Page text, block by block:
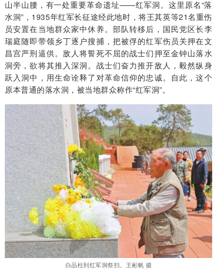
山半山腰，有一处重要革命遗址——红军洞。这里原名“落
水洞”，1935年红军长征途经此地时，将王其英等21名重伤
员安置在当地群众家中休养。部队转移后，国民党区长李
瑞庭随即带领乡丁逐户搜捕，把被俘的红军伤员关押在文
昌宫严刑逼供。敌人将誓死不屈的战士们押至金钟山落水
洞旁，欲将其推入深洞。战士们奋力推开敌人，毅然纵身
跃入洞中，用生命诠释了对革命信仰的忠诚。自此，这个
原本普通的落水洞，被当地群众称作“红军洞”。
白品柱到红军洞祭扫。王彬帆 摄